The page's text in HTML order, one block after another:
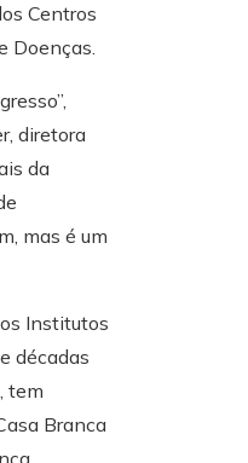
Centros
Doenças.
diretora
da
mas é um
Institutos
décadas
tem
Branca